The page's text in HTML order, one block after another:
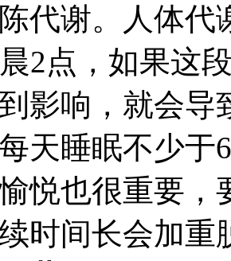
代谢。人体
2点，如果这
影响，就会导
天睡眠不少于
悦也很重要，
时间长会加重